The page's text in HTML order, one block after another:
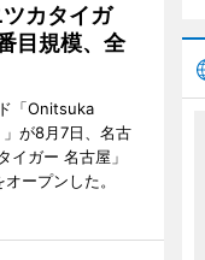
カタイガ
目規模、全
「Onitsuka
が8月7日、名古
イガー 名古屋」
ープンした。